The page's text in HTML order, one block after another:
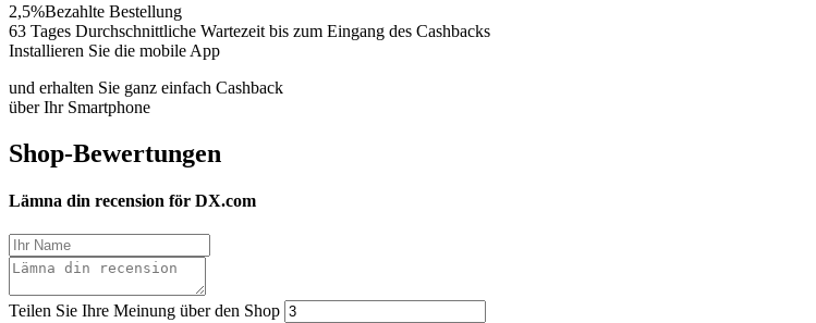
2,5%Bezahlte Bestellung
63 Tages Durchschnittliche Wartezeit bis zum Eingang des Cashbacks
Installieren Sie die mobile App
und erhalten Sie ganz einfach Cashback
über Ihr Smartphone
Shop-Bewertungen
Lämna din recension för DX.com
Teilen Sie Ihre Meinung über den Shop